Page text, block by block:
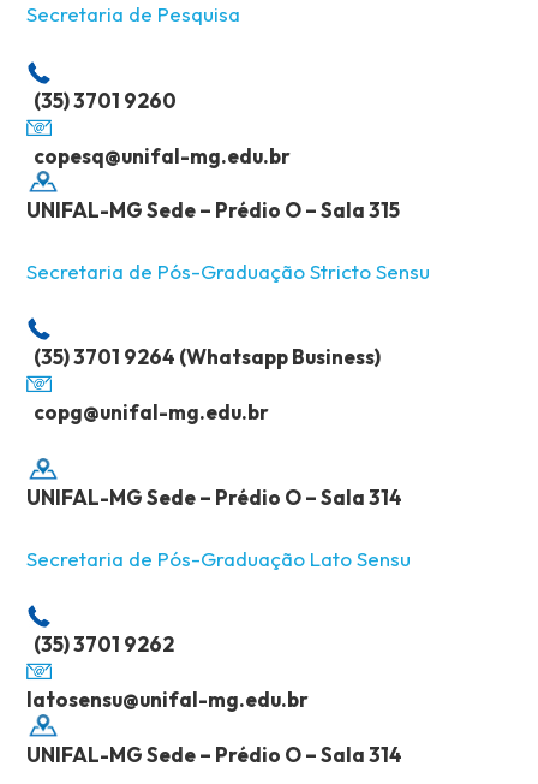
Secretaria de Pesquisa
(35) 3701 9260
copesq@unifal-mg.edu.br
UNIFAL-MG Sede – Prédio O – Sala 315
Secretaria de Pós-Graduação Stricto Sensu
(35) 3701 9264 (Whatsapp Business)
copg@unifal-mg.edu.br
UNIFAL-MG Sede – Prédio O – Sala 314
Secretaria de Pós-Graduação Lato Sensu
(35) 3701 9262
latosensu@unifal-mg.edu.br
UNIFAL-MG Sede – Prédio O – Sala 314